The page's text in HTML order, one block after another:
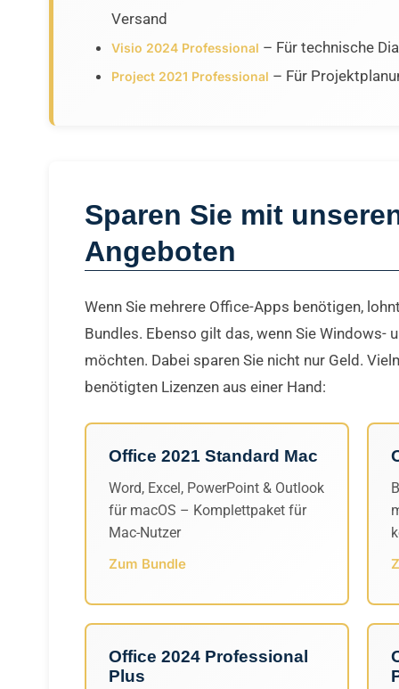
Versand
Visio 2024 Professional – Für technische
Project 2021 Professional – Für
Sparen Sie mit
Angeboten
Wenn Sie mehrere Office-Apps benötigen,
Bundles. Ebenso gilt das, wenn Sie Windows-
möchten. Dabei sparen Sie nicht nur Geld.
benötigten Lizenzen aus einer Hand:
Office 2021 Standard Mac
Word, Excel, PowerPoint & Outlook
für macOS – Komplettpaket für
Mac-Nutzer
Zum Bundle
Office 2024 Professional
Plus